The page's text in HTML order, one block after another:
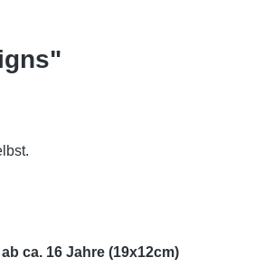
ca. 16 Jahre (19x12cm)